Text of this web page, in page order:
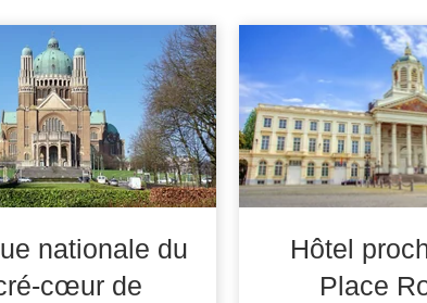
nationale du
cœur de
Hôtel
Place